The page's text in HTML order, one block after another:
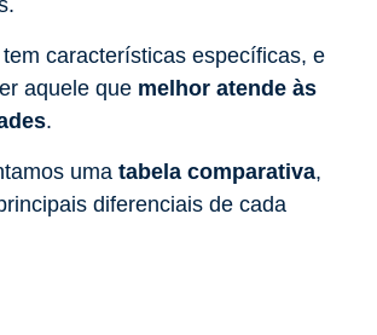
características específicas, e
aquele que melhor atende às
.
uma tabela comparativa,
diferenciais de cada